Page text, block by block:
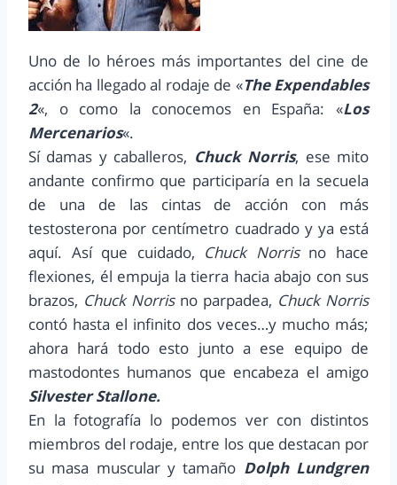
Uno de lo héroes más importantes del cine de
acción ha llegado al rodaje de «The Expendables
2«, o como la conocemos en España: «Los
Mercenarios«.
Sí damas y caballeros, Chuck Norris, ese mito
andante confirmo que participaría en la secuela
de una de las cintas de acción con más
testosterona por centímetro cuadrado y ya está
aquí. Así que cuidado, Chuck Norrisno hace
flexiones, él empuja la tierra hacia abajo con sus
brazos, Chuck Norrisno parpadea, Chuck Norris
contó hasta el infinito dos veces…y mucho más;
ahora hará todo esto junto a ese equipo de
mastodontes humanos que encabeza el amigo
Silvester Stallone.
En la fotografía lo podemos ver con distintos
miembros del rodaje, entre los que destacan por
su masa muscular y tamaño Dolph Lundgren